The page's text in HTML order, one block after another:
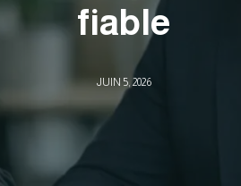
fiable
JUIN 5, 2026